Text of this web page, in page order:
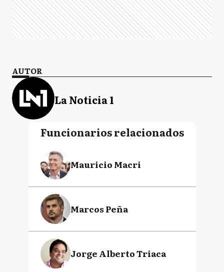
AUTOR
La Noticia 1
Funcionarios relacionados
Mauricio Macri
Marcos Peña
Jorge Alberto Triaca